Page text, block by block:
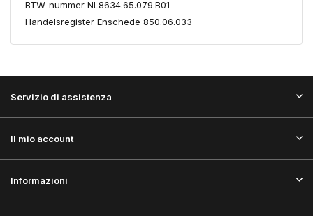
BTW-nummer NL8634.65.079.B01
Handelsregister Enschede 850.06.033
Servizio di assistenza
Il mio account
Informazioni